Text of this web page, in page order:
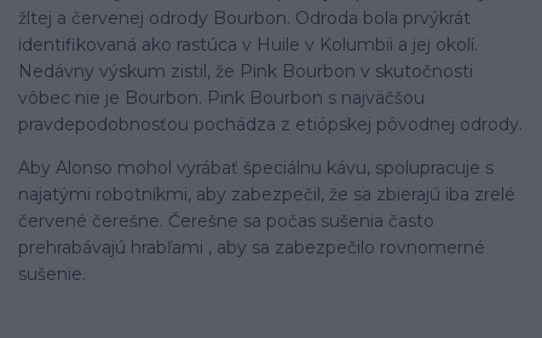
žltej a červenej odrody Bourbon. Odroda bola prvýkrát
identifikovaná ako rastúca v Huile v Kolumbii a jej okolí.
Nedávny výskum zistil, že Pink Bourbon v skutočnosti
vôbec nie je Bourbon. Pink Bourbon s najväčšou
pravdepodobnosťou pochádza z etiópskej pôvodnej odrody.
Aby Alonso mohol vyrábať špeciálnu kávu, spolupracuje s
najatými robotníkmi, aby zabezpečil, že sa zbierajú iba zrelé
červené čerešne. Čerešne sa počas sušenia často
prehrabávajú hrabľami , aby sa zabezpečilo rovnomerné
sušenie.